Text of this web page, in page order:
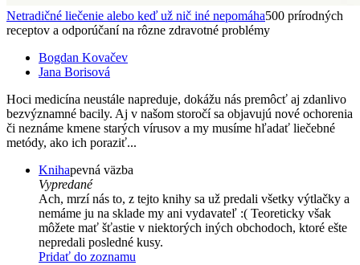
Netradičné liečenie alebo keď už nič iné nepomáha500 prírodných
receptov a odporúčaní na rôzne zdravotné problémy
Bogdan Kovačev
Jana Borisová
Hoci medicína neustále napreduje, dokážu nás premôcť aj zdanlivo
bezvýznamné bacily. Aj v našom storočí sa objavujú nové ochorenia
či neznáme kmene starých vírusov a my musíme hľadať liečebné
metódy, ako ich poraziť...
Knihapevná väzba
Vypredané
Ach, mrzí nás to, z tejto knihy sa už predali všetky výtlačky a
nemáme ju na sklade my ani vydavateľ :( Teoreticky však
môžete mať šťastie v niektorých iných obchodoch, ktoré ešte
nepredali posledné kusy.
Pridať do zoznamu